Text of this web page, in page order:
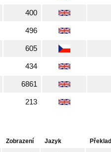
400
496
605
434
6861
213
Zobrazení Jazyk Překlad